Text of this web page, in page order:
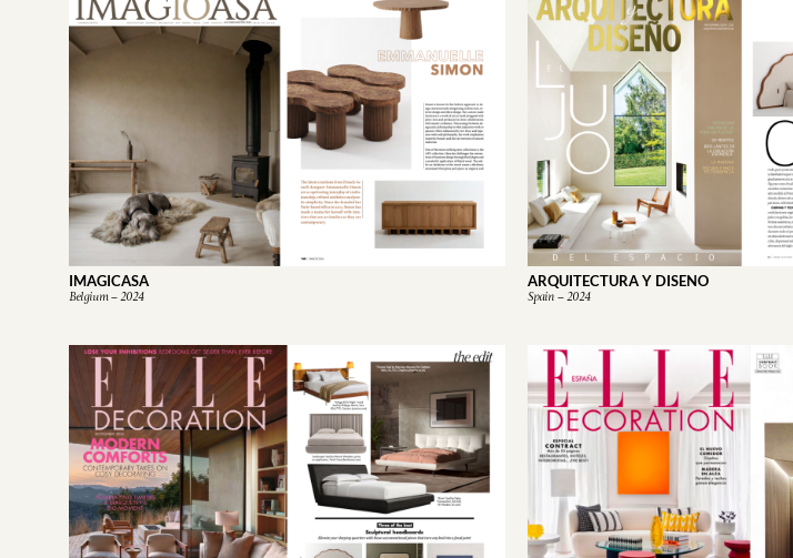
IMAGICASA
Belgium – 2024
ARQUITECTURA Y DISENO
Spain – 2024